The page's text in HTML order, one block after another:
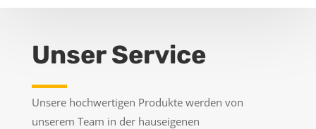
Unser Service
Unsere hochwertigen Produkte werden von
unserem Team in der hauseigenen